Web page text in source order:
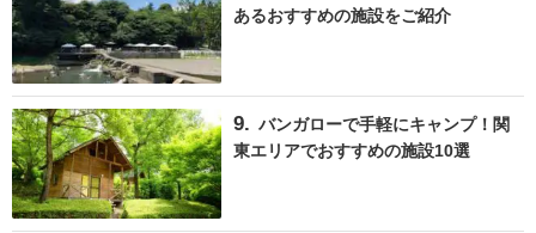
あるおすすめの施設をご紹介
バンガローで手軽にキャンプ！関
東エリアでおすすめの施設10選